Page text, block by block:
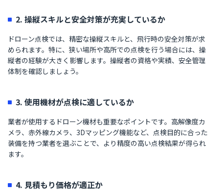
2. 操縦スキルと安全対策が充実しているか
ドローン点検では、精密な操縦スキルと、飛行時の安全対策が求
められます。特に、狭い場所や高所での点検を行う場合には、操
縦者の経験が大きく影響します。操縦者の資格や実績、安全管理
体制を確認しましょう。
3. 使用機材が点検に適しているか
業者が使用するドローン機材も重要なポイントです。高解像度カ
メラ、赤外線カメラ、3Dマッピング機能など、点検目的に合った
装備を持つ業者を選ぶことで、より精度の高い点検結果が得られ
ます。
4. 見積もり価格が適正か